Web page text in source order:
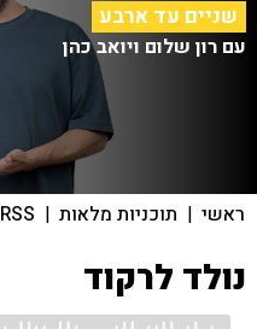
שניים עד ארבע
עם רון שלום ויואב כהן
ראשי | תוכניות מלאות |
RSS
נולד לרקוד